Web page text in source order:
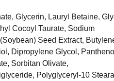
Glycerin, Lauryl Betaine,
Cocoyl Taurate, Sodium
Seed Extract,
Dipropylene Glycol,
Sorbitan Olivate,
Polyglyceryl-10